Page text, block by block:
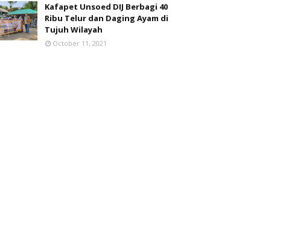
Kafapet Unsoed DIJ Berbagi 40
Ribu Telur dan Daging Ayam di
Tujuh Wilayah
October 11, 2021